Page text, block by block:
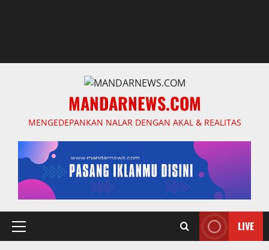
MANDARNEWS.COM
MENGEDEPANKAN NALAR DENGAN AKAL & REALITAS
Primary
LIVE